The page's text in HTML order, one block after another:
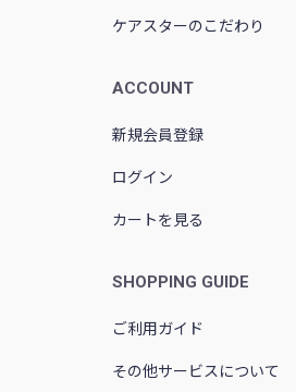
ケアスターのこだわり
ACCOUNT
新規会員登録
ログイン
カートを見る
SHOPPING GUIDE
ご利用ガイド
その他サービスについて